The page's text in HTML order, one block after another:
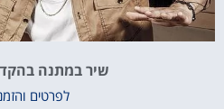
שיר במתנה
לפרטים